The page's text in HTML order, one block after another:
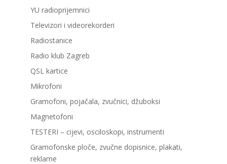
YU radioprijemnici
Televizori i videorekorderi
Radiostanice
Radio klub Zagreb
QSL kartice
Mikrofoni
Gramofoni, pojačala, zvučnici, džuboksi
Magnetofoni
TESTERI – cijevi, osciloskopi, instrumenti
Gramofonske ploče, zvučne dopisnice, plakati,
reklame